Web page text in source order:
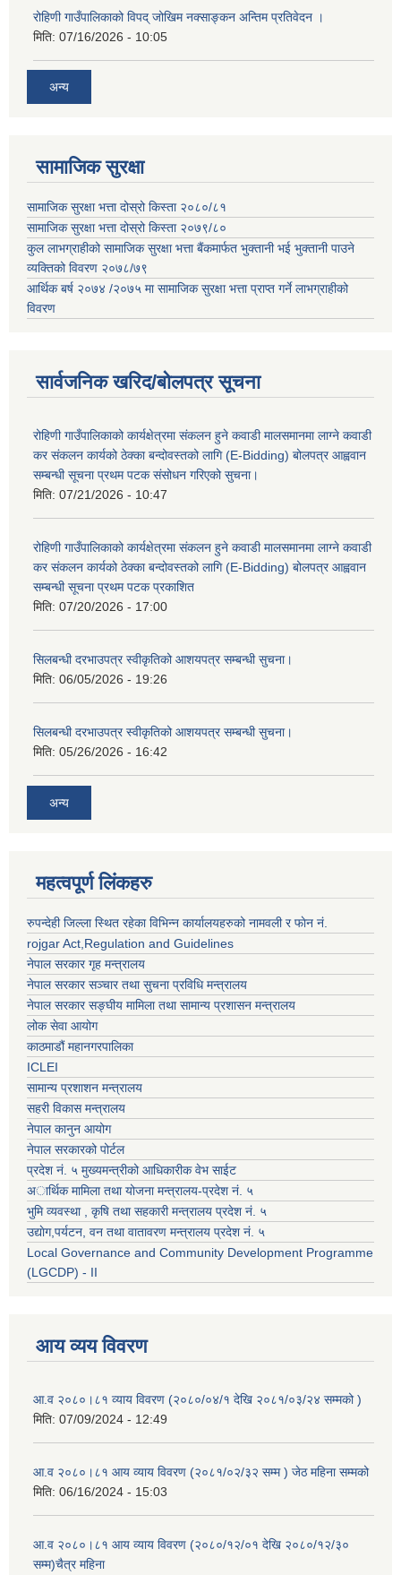
रोहिणी गाउँपालिकाको विपद् जोखिम नक्साङ्कन अन्तिम प्रतिवेदन ।
मिति: 07/16/2026 - 10:05
अन्य
सामाजिक सुरक्षा
सामाजिक सुरक्षा भत्ता दोस्रो किस्ता २०८०/८१
सामाजिक सुरक्षा भत्ता दोस्रो किस्ता २०७९/८०
कुल लाभग्राहीको सामाजिक सुरक्षा भत्ता बैंकमार्फत भुक्तानी भई भुक्तानी पाउने
व्यक्तिको विवरण २०७८/७९
आर्थिक बर्ष २०७४ /२०७५ मा सामाजिक सुरक्षा भत्ता प्राप्त गर्ने लाभग्राहीको
विवरण
सार्वजनिक खरिद/बोलपत्र सूचना
रोहिणी गाउँपालिकाको कार्यक्षेत्रमा संकलन हुने कवाडी मालसमानमा लाग्ने कवाडी
कर संकलन कार्यको ठेक्का बन्दोवस्तको लागि (E-Bidding) बोलपत्र आह्ववान
सम्बन्धी सूचना प्रथम पटक संसोधन गरिएको सुचना।
मिति: 07/21/2026 - 10:47
रोहिणी गाउँपालिकाको कार्यक्षेत्रमा संकलन हुने कवाडी मालसमानमा लाग्ने कवाडी
कर संकलन कार्यको ठेक्का बन्दोवस्तको लागि (E-Bidding) बोलपत्र आह्ववान
सम्बन्धी सूचना प्रथम पटक प्रकाशित
मिति: 07/20/2026 - 17:00
सिलबन्धी दरभाउपत्र स्वीकृतिको आशयपत्र सम्बन्धी सुचना।
मिति: 06/05/2026 - 19:26
सिलबन्धी दरभाउपत्र स्वीकृतिको आशयपत्र सम्बन्धी सुचना।
मिति: 05/26/2026 - 16:42
अन्य
महत्वपूर्ण लिंकहरु
रुपन्देही जिल्ला स्थित रहेका विभिन्न कार्यालयहरुको नामवली र फाेन न‌ं.
rojgar Act,Regulation and Guidelines
नेपाल सरकार गृह मन्त्रालय
नेपाल सरकार सञ्चार तथा सुचना प्रविधि मन्त्रालय
नेपाल सरकार सङ्घीय मामिला तथा सामान्य प्रशासन मन्त्रालय
लोक सेवा आयोग
काठमाडौं महानगरपालिका
ICLEI
सामान्य प्रशाशन मन्त्रालय
सहरी विकास मन्त्रालय
नेपाल कानुन आयोग
नेपाल सरकारको पोर्टल
प्रदेश नं. ५ मुख्यमन्त्रीको आधिकारीक वेभ साईट
अार्थिक मामिला तथा योजना मन्त्रालय-प्रदेश नं. ५
भुमि व्यवस्था , कृषि तथा सहकारी मन्त्रालय प्रदेश नं. ५
उद्याेग,पर्यटन, वन तथा वातावरण मन्त्रालय प्रदेश नं. ५
Local Governance and Community Development Programme
(LGCDP) - II
आय व्यय विवरण
आ.व २०८०।८१ व्याय विवरण (२०८०/०४/१ देखि २०८१/०३/२४ सम्मको )
मिति: 07/09/2024 - 12:49
आ.व २०८०।८१ आय व्याय विवरण (२०८१/०२/३२ सम्म ) जेठ महिना सम्मको
मिति: 06/16/2024 - 15:03
आ.व २०८०।८१ आय व्याय विवरण (२०८०/१२/०१ देखि २०८०/१२/३०
सम्म)चैत्र महिना